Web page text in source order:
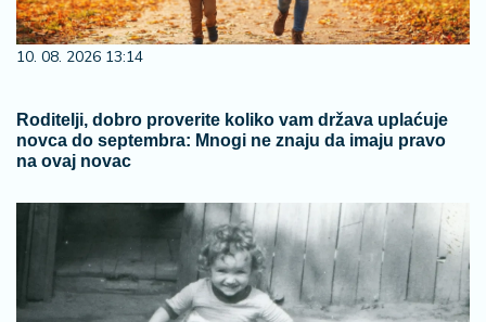
10. 08. 2026 13:14
Roditelji, dobro proverite koliko vam država uplaćuje
novca do septembra: Mnogi ne znaju da imaju pravo
na ovaj novac